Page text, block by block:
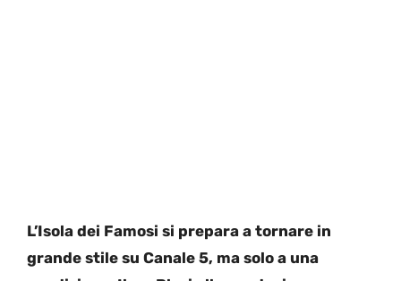
L’Isola dei Famosi si prepara a tornare in
grande stile su Canale 5, ma solo a una